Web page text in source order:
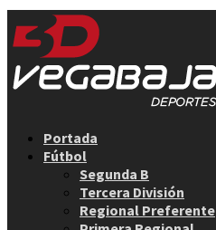
Portada
Fútbol
Segunda B
Tercera División
Regional Preferente